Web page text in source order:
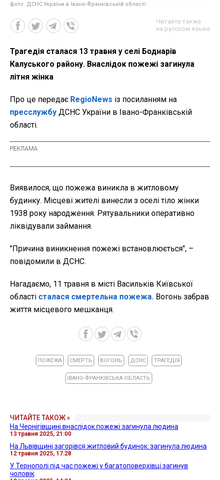
фото: ДСНС України в Івано-Франківській області
Читайте также
на русском языке
Трагедія сталася 13 травня у селі Боднарів
Калуського району. Внаслідок пожежі загинула
літня жінка
Про це передає RegioNews із посиланням на
пресслужбу ДСНС України в Івано-Франківській
області.
Виявилося, що пожежа виникла в житловому
будинку. Місцеві жителі винесли з оселі тіло жінки
1938 року народження. Рятувальники оперативно
ліквідували займання.
"Причина виникнення пожежі встановлюється", –
повідомили в ДСНС.
Нагадаємо, 11 травня в місті Васильків Київської
області сталася смертельна пожежа. Вогонь забрав
життя місцевого мешканця.
ПОЖЕЖА СМЕРТЬ ВОГОНЬ ДСНС ТРАГЕДІЯ
ІВАНО-ФРАНКІВСЬКА ОБЛАСТЬ
ЧИТАЙТЕ ТАКОЖ »
На Чернігівщині внаслідок пожежі загинула людина
13 травня 2025, 21:00
На Львівщині загорівся житловий будинок: загинула людина
12 травня 2025, 17:28
У Тернополі під час пожежі у багатоповерхівці загинув
чоловік